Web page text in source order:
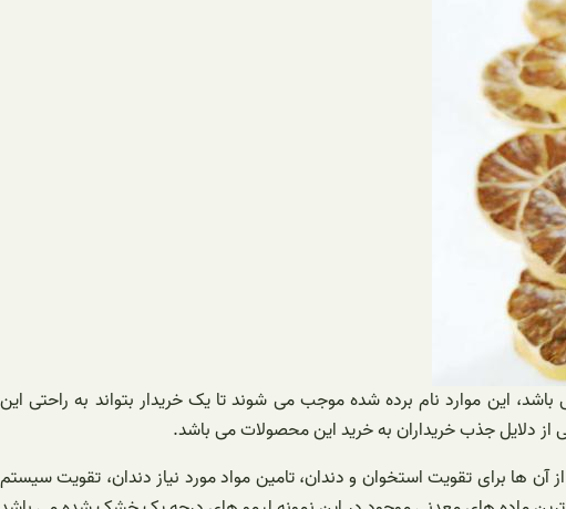
این موارد نام برده شده موجب می شوند تا یک خریدار بتواند به راحتی این
از دلایل جذب خریداران به خرید این محصولات می باشد.
ها برای تقویت استخوان و دندان، تامین مواد مورد نیاز دندان، تقویت سیستم